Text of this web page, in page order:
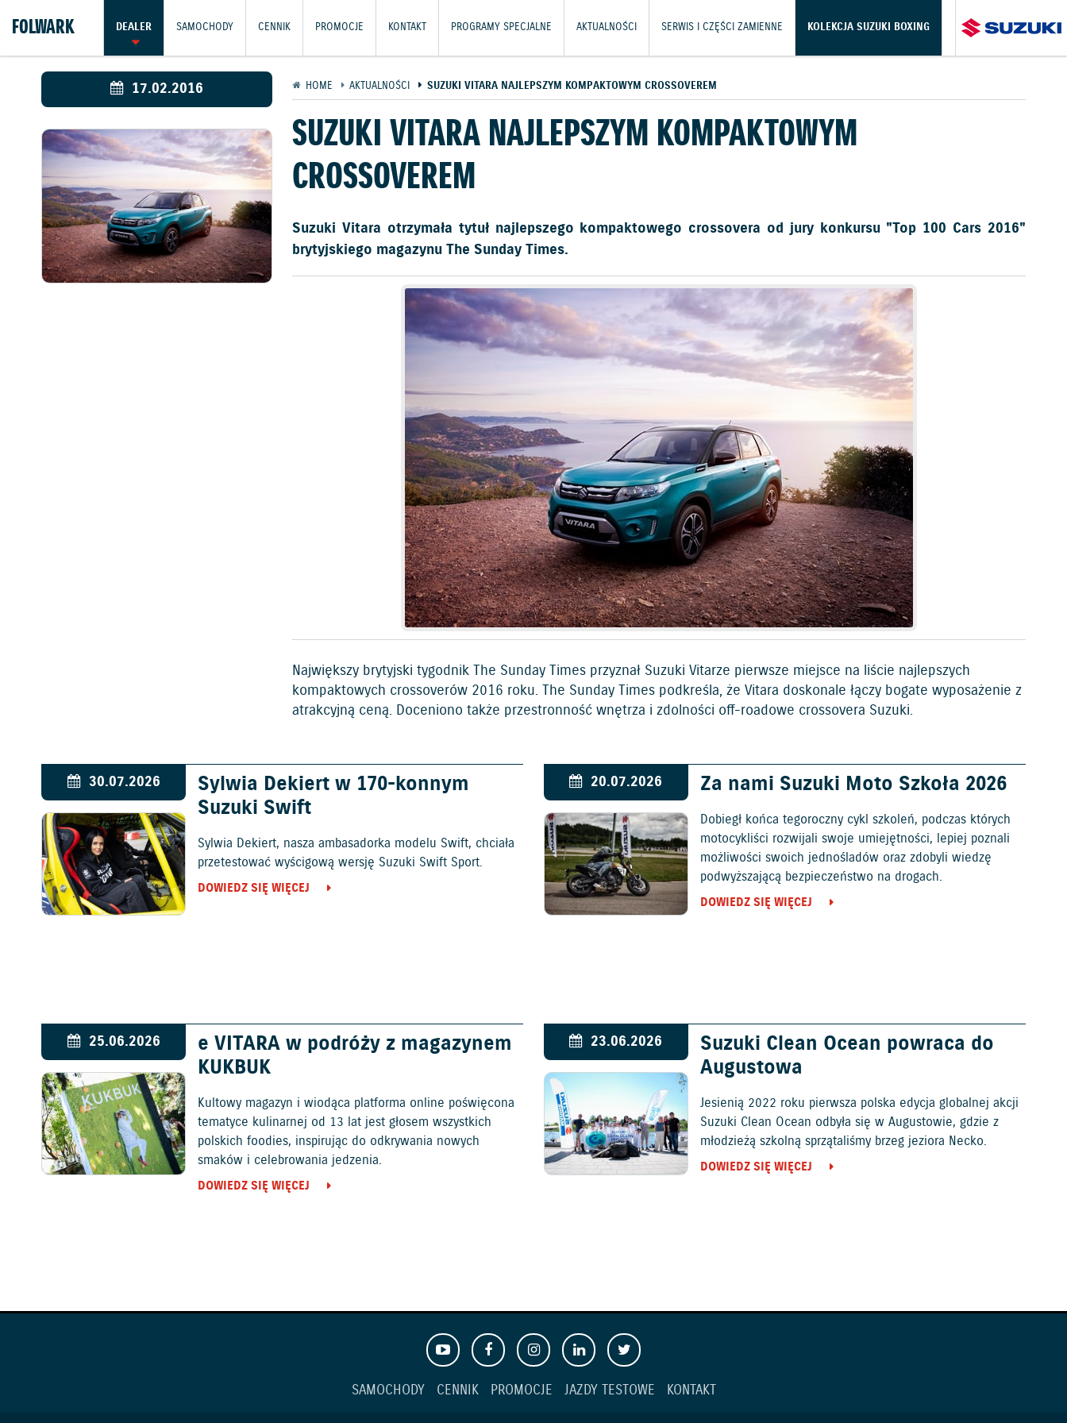
FOLWARK DEALER SAMOCHODY CENNIK PROMOCJE KONTAKT PROGRAMY SPECJALNE AKTUALNOŚCI SERWIS I CZĘŚCI ZAMIENNE KOLEKCJA SUZUKI BOXING
17.02.2016 HOME AKTUALNOŚCI SUZUKI VITARA NAJLEPSZYM KOMPAKTOWYM CROSSOVEREM
SUZUKI VITARA NAJLEPSZYM KOMPAKTOWYM
CROSSOVEREM
Suzuki Vitara otrzymała tytuł najlepszego kompaktowego crossovera od jury konkursu "Top 100 Cars 2016"
brytyjskiego magazynu The Sunday Times.
Największy brytyjski tygodnik The Sunday Times przyznał Suzuki Vitarze pierwsze miejsce na liście najlepszych
kompaktowych crossoverów 2016 roku. The Sunday Times podkreśla, że Vitara doskonale łączy bogate wyposażenie z
atrakcyjną ceną. Doceniono także przestronność wnętrza i zdolności off-roadowe crossovera Suzuki.
30.07.2026
Sylwia Dekiert w 170-konnym
Suzuki Swift
Sylwia Dekiert, nasza ambasadorka modelu Swift, chciała
przetestować wyścigową wersję Suzuki Swift Sport.
DOWIEDZ SIĘ WIĘCEJ
20.07.2026 Za nami Suzuki Moto Szkoła 2026
Dobiegł końca tegoroczny cykl szkoleń, podczas których
motocykliści rozwijali swoje umiejętności, lepiej poznali
możliwości swoich jednośladów oraz zdobyli wiedzę
podwyższającą bezpieczeństwo na drogach.
DOWIEDZ SIĘ WIĘCEJ
25.06.2026
e VITARA w podróży z magazynem
KUKBUK
Kultowy magazyn i wiodąca platforma online poświęcona
tematyce kulinarnej od 13 lat jest głosem wszystkich
polskich foodies, inspirując do odkrywania nowych
smaków i celebrowania jedzenia.
DOWIEDZ SIĘ WIĘCEJ
23.06.2026
Suzuki Clean Ocean powraca do
Augustowa
Jesienią 2022 roku pierwsza polska edycja globalnej akcji
Suzuki Clean Ocean odbyła się w Augustowie, gdzie z
młodzieżą szkolną sprzątaliśmy brzeg jeziora Necko.
DOWIEDZ SIĘ WIĘCEJ
SAMOCHODY CENNIK PROMOCJE JAZDY TESTOWE KONTAKT